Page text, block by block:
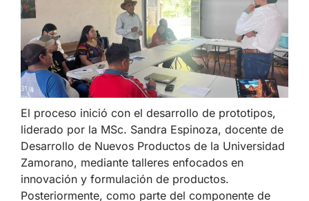
El proceso inició con el desarrollo de prototipos,
liderado por la MSc. Sandra Espinoza, docente de
Desarrollo de Nuevos Productos de la Universidad
Zamorano, mediante talleres enfocados en
innovación y formulación de productos.
Posteriormente, como parte del componente de